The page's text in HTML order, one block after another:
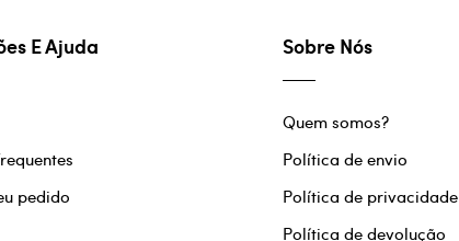
E Ajuda
pedido
Sobre Nós
Quem somos?
Política de envio
Política de privacidade
Política de devolução